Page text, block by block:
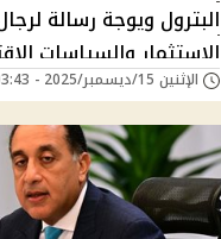
البترول ويوجة رسالة
الاستثمار والسياسات
الإثنين 15/ديسمبر/2025 - 03:43 م